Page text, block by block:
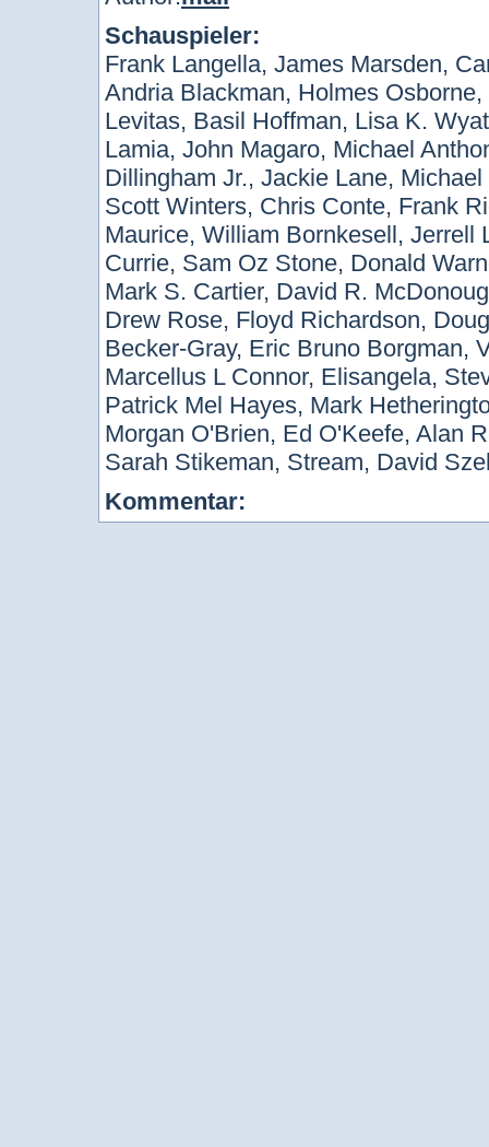
Schauspieler:
Frank Langella, James Marsden,
Andria Blackman, Holmes
Levitas, Basil Hoffman, Lisa K.
Lamia, John Magaro, Michael
Dillingham Jr., Jackie Lane,
Scott Winters, Chris Conte, Frank
Maurice, William Bornkesell, Jerrell
Currie, Sam Oz Stone, Donald
Mark S. Cartier, David R.
Drew Rose, Floyd Richardson,
Becker-Gray, Eric Bruno Borgman,
Marcellus L Connor, Elisangela,
Patrick Mel Hayes, Mark
Morgan O'Brien, Ed O'Keefe, Alan
Sarah Stikeman, Stream, David
Kommentar: